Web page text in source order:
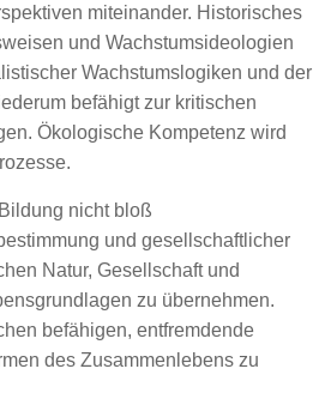
miteinander. Historisches
und Wachstumsideologien
Wachstumslogiken und der
befähigt zur kritischen
Ökologische Kompetenz wird
nicht bloß
und gesellschaftlicher
Natur, Gesellschaft und
zu übernehmen.
befähigen, entfremdende
des Zusammenlebens zu